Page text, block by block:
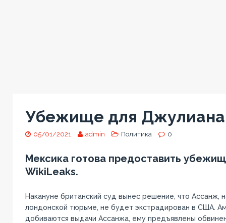
Убежище для
05/01/2021 admin Политика 0
Мексика готова предоставить
WikiLeaks.
Накануне британский суд вынес решение, что Ассанж,
лондонской тюрьме, не будет экстрадирован в США.
добиваются выдачи Ассанжа, ему предъявлены